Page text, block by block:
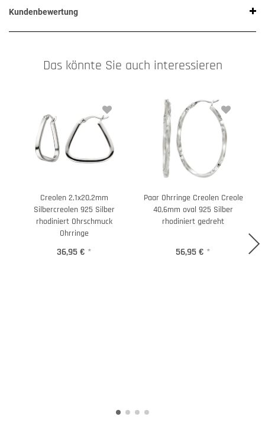
Kundenbewertung
Das könnte Sie auch interessieren
Creolen 2,1x20,2mm
Silbercreolen 925 Silber
rhodiniert Ohrschmuck
Ohrringe
36,95 € *
Paar Ohrringe Creolen Creole
40,6mm oval 925 Silber
rhodiniert gedreht
56,95 € *